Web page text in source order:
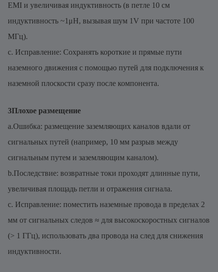
EMI и увеличивая индуктивность (в петле 10 см
индуктивность ~1μH, вызывая шум 1V при частоте 100
МГц).
c. Исправление: Сохранять короткие и прямые пути
наземного движения с помощью путей для подключения к
наземной плоскости сразу после компонента.
3Плохое размещение
a.Ошибка: размещение заземляющих каналов вдали от
сигнальных путей (например, 10 мм разрыв между
сигнальным путем и заземляющим каналом).
b.Последствие: возвратные токи проходят длинные пути,
увеличивая площадь петли и отражения сигнала.
c. Исправление: поместить наземные провода в пределах 2
мм от сигнальных следов ≈ для высокоскоростных сигналов
(> 1 ГГц), использовать два провода на след для снижения
индуктивности.